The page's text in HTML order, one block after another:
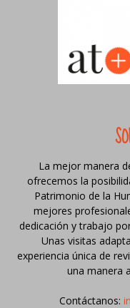
La mejor manera
ofrecemos la
Patrimonio de la
mejores
dedicación y trabajo
Unas visitas
experiencia única de
una manera
Contáctanos: